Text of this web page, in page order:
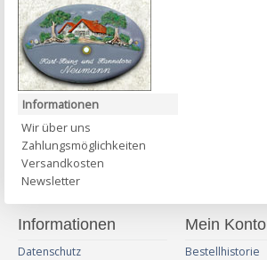
Informationen
Wir über uns
Zahlungsmöglichkeiten
Versandkosten
Newsletter
Informationen
Datenschutz
Mein Konto
Bestellhistorie